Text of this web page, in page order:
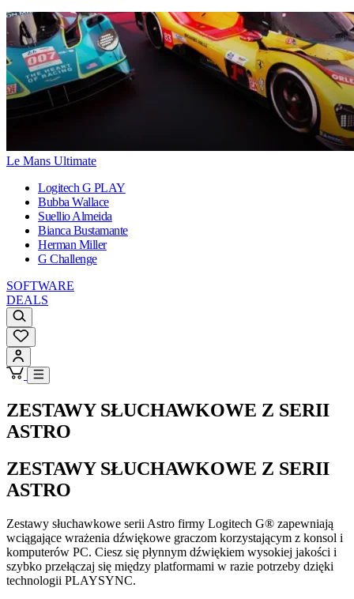
Le Mans Ultimate
Logitech G PLAY
Bubba Wallace
Suellio Almeida
Bianca Bustamante
Herman Miller
G Challenge
SOFTWARE
DEALS
ZESTAWY SŁUCHAWKOWE Z SERII
ASTRO
ZESTAWY SŁUCHAWKOWE Z SERII
ASTRO
Zestawy słuchawkowe serii Astro firmy Logitech G® zapewniają
wciągające wrażenia dźwiękowe graczom korzystającym z konsol i
komputerów PC. Ciesz się płynnym dźwiękiem wysokiej jakości i
szybko przełączaj się między platformami w razie potrzeby dzięki
technologii PLAYSYNC.